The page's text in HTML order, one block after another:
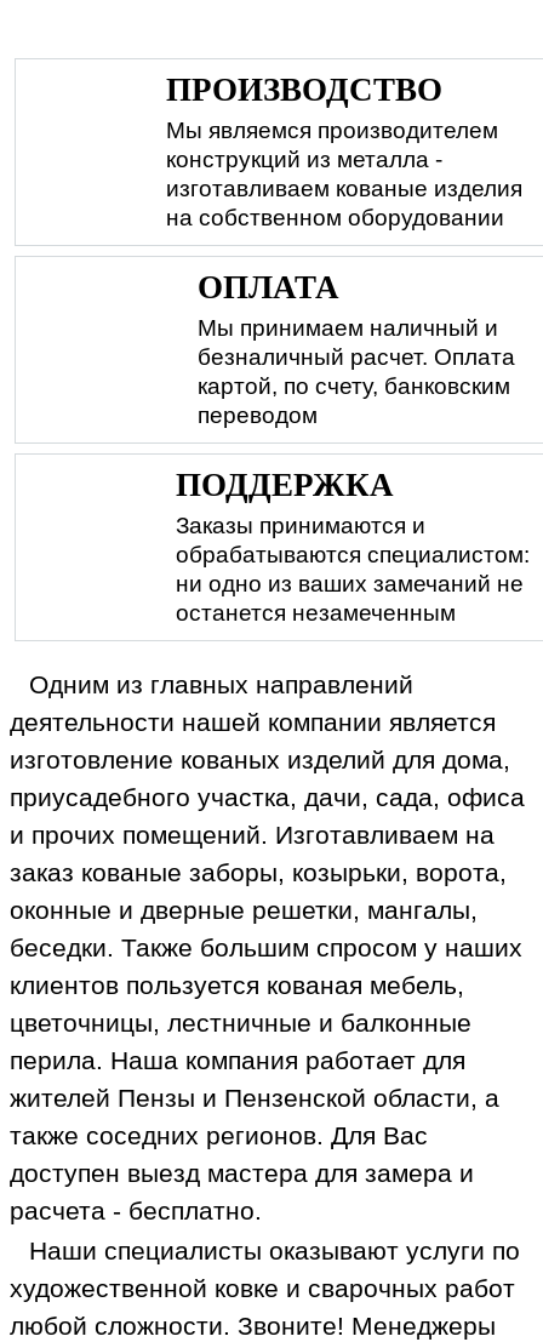
ПРОИЗВОДСТВО
Мы являемся производителем
конструкций из металла -
изготавливаем кованые изделия
на собственном оборудовании
ОПЛАТА
Мы принимаем наличный и
безналичный расчет. Оплата
картой, по счету, банковским
переводом
ПОДДЕРЖКА
Заказы принимаются и
обрабатываются специалистом:
ни одно из ваших замечаний не
останется незамеченным
Одним из главных направлений
деятельности нашей компании является
изготовление кованых изделий для дома,
приусадебного участка, дачи, сада, офиса
и прочих помещений. Изготавливаем на
заказ кованые заборы, козырьки, ворота,
оконные и дверные решетки, мангалы,
беседки. Также большим спросом у наших
клиентов пользуется кованая мебель,
цветочницы, лестничные и балконные
перила. Наша компания работает для
жителей Пензы и Пензенской области, а
также соседних регионов. Для Вас
доступен выезд мастера для замера и
расчета - бесплатно.
Наши специалисты оказывают услуги по
художественной ковке и сварочных работ
любой сложности. Звоните! Менеджеры